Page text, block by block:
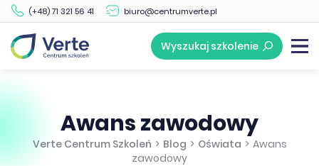
(+48) 71 321 56 41 biuro@centrumverte.pl
Wyszukaj szkolenie
Awans zawodowy
Verte Centrum Szkoleń > Blog > Oświata > Awans
zawodowy